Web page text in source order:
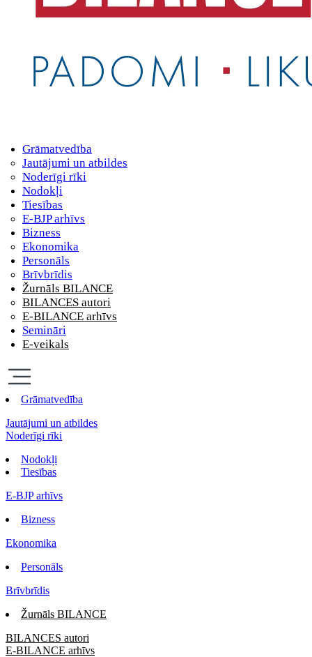
Grāmatvedība
Jautājumi un atbildes
Noderīgi rīki
Nodokļi
Tiesības
E-BJP arhīvs
Bizness
Ekonomika
Personāls
Brīvbrīdis
Žurnāls BILANCE
BILANCES autori
E-BILANCE arhīvs
Semināri
E-veikals
Grāmatvedība
Jautājumi un atbildes
Noderīgi rīki
Nodokļi
Tiesības
E-BJP arhīvs
Bizness
Ekonomika
Personāls
Brīvbrīdis
Žurnāls BILANCE
BILANCES autori
E-BILANCE arhīvs